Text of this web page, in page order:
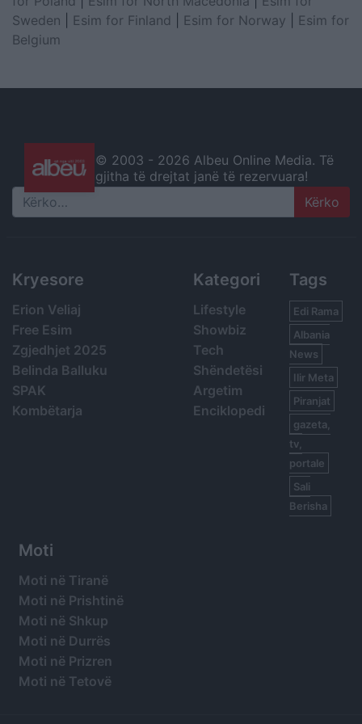
Sweden
Esim for Finland Esim for Norway
Esim for
Belgium
© 2003 - 2026 Albeu Online Media. Të
gjitha të drejtat janë të rezervuara!
Search
Kryesore
Erion Veliaj
Free Esim
Zgjedhjet 2025
Belinda Balluku
SPAK
Kombëtarja
Kategori
Lifestyle
Showbiz
Tech
Shëndetësi
Argetim
Enciklopedi
Tags
Edi Rama
Albania
News
Ilir Meta
Piranjat
gazeta,
tv,
portale
Sali
Berisha
Moti
Moti në Tiranë
Moti në Prishtinë
Moti në Shkup
Moti në Durrës
Moti në Prizren
Moti në Tetovë